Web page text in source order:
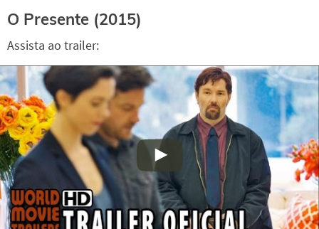
O Presente (2015)
Assista ao trailer: